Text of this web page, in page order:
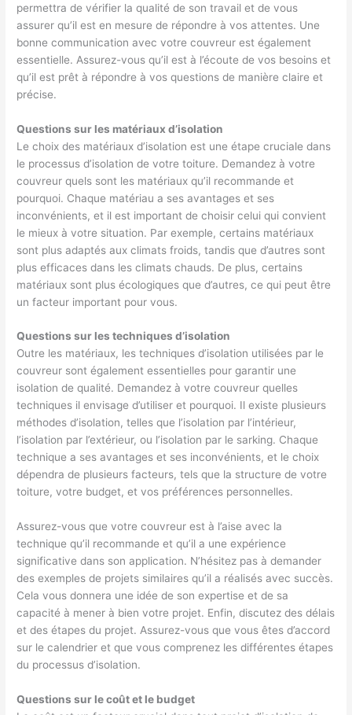
permettra de vérifier la qualité de son travail et de vous
assurer qu’il est en mesure de répondre à vos attentes. Une
bonne communication avec votre couvreur est également
essentielle. Assurez-vous qu’il est à l’écoute de vos besoins et
qu’il est prêt à répondre à vos questions de manière claire et
précise.
Questions sur les matériaux d’isolation
Le choix des matériaux d’isolation est une étape cruciale dans
le processus d’isolation de votre toiture. Demandez à votre
couvreur quels sont les matériaux qu’il recommande et
pourquoi. Chaque matériau a ses avantages et ses
inconvénients, et il est important de choisir celui qui convient
le mieux à votre situation. Par exemple, certains matériaux
sont plus adaptés aux climats froids, tandis que d’autres sont
plus efficaces dans les climats chauds. De plus, certains
matériaux sont plus écologiques que d’autres, ce qui peut être
un facteur important pour vous.
Questions sur les techniques d’isolation
Outre les matériaux, les techniques d’isolation utilisées par le
couvreur sont également essentielles pour garantir une
isolation de qualité. Demandez à votre couvreur quelles
techniques il envisage d’utiliser et pourquoi. Il existe plusieurs
méthodes d’isolation, telles que l’isolation par l’intérieur,
l’isolation par l’extérieur, ou l’isolation par le sarking. Chaque
technique a ses avantages et ses inconvénients, et le choix
dépendra de plusieurs facteurs, tels que la structure de votre
toiture, votre budget, et vos préférences personnelles.
Assurez-vous que votre couvreur est à l’aise avec la
technique qu’il recommande et qu’il a une expérience
significative dans son application. N’hésitez pas à demander
des exemples de projets similaires qu’il a réalisés avec succès.
Cela vous donnera une idée de son expertise et de sa
capacité à mener à bien votre projet. Enfin, discutez des délais
et des étapes du projet. Assurez-vous que vous êtes d’accord
sur le calendrier et que vous comprenez les différentes étapes
du processus d’isolation.
Questions sur le coût et le budget